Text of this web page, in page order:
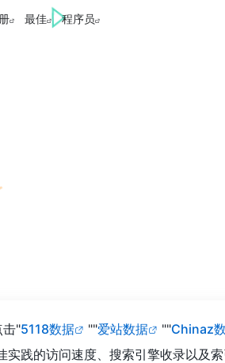
最佳 程序员
击"5118数据 ""爱站数据 ""Chinaz
践的访问速度、搜索引擎收录以及